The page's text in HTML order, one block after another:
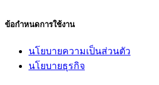
ข้อกำหนดการใช้งาน
นโยบายความเป็นส่วนตัว
นโยบายธุรกิจ